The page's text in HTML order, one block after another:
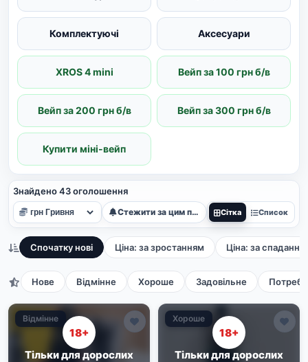
Комплектуючі Аксесуари
XROS 4 mini Вейп за 100 грн б/в
Вейп за 200 грн б/в Вейп за 300 грн б/в
Купити міні-вейп
Знайдено 43 оголошення
Стежити за цим пошукомСітка Список
Спочатку нові Ціна: за зростанням Ціна: за
Нове Відмінне Хороше Задовільне
Відмінне
18+
Тільки для дорослих
Хороше
18+
Тільки для дорослих